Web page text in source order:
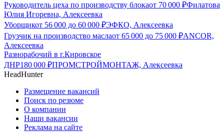
Руководитель цеха по производству блокаот 70 000 ₽Филатова
Юлия Игоревна, Алексеевка
Уборщикот 56 000 до 60 000 ₽ЭФКО, Алексеевка
Грузчик на производство маслаот 65 000 до 75 000 ₽ANCOR,
Алексеевка
Разнорабочий в г.Кировское
ДНР180 000 ₽ПРОМСТРОЙМОНТАЖ, Алексеевка
HeadHunter
Размещение вакансий
Поиск по резюме
О компании
Наши вакансии
Реклама на сайте